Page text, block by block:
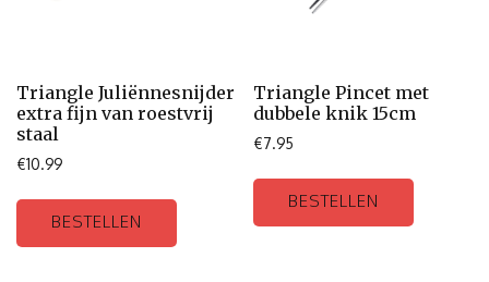
Triangle Juliënnesnijder
extra fijn van roestvrij
staal
€10.99
BESTELLEN
Triangle Pincet met
dubbele knik 15cm
€7.95
BESTELLEN